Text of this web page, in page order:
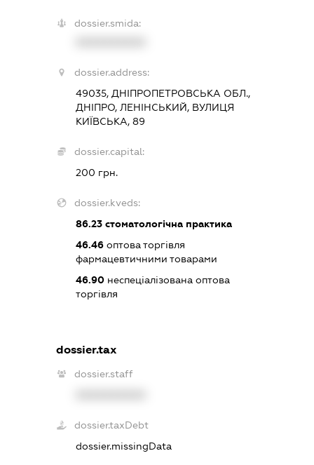
dossier.smida:
dossier.address:
49035, ДНІПРОПЕТРОВСЬКА ОБЛ.,
ДНІПРО, ЛЕНІНСЬКИЙ, ВУЛИЦЯ
КИЇВСЬКА, 89
dossier.capital:
200 грн.
dossier.kveds:
86.23 стоматологічна практика
46.46 оптова торгівля
фармацевтичними товарами
46.90 неспеціалізована оптова
торгівля
dossier.tax
dossier.staff
dossier.taxDebt
dossier.missingData